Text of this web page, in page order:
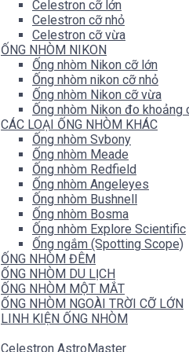
Celestron cỡ lớn
Celestron cỡ nhỏ
Celestron cỡ vừa
ỐNG NHÒM NIKON
Ống nhòm Nikon cỡ lớn
Ống nhòm nikon cỡ nhỏ
Ống nhòm Nikon cỡ vừa
Ống nhòm Nikon đo khoảng
CÁC LOẠI ỐNG NHÒM KHÁC
Ống nhòm Svbony
Ống nhòm Meade
Ống nhòm Redfield
Ống nhòm Angeleyes
Ống nhòm Bushnell
Ống nhòm Bosma
Ống nhòm Explore Scientific
Ống ngắm (Spotting Scope)
ỐNG NHÒM ĐÊM
ỐNG NHÒM DU LỊCH
ỐNG NHÒM MỘT MẮT
ỐNG NHÒM NGOÀI TRỜI CỠ LỚN
LINH KIỆN ỐNG NHÒM
Celestron AstroMaster